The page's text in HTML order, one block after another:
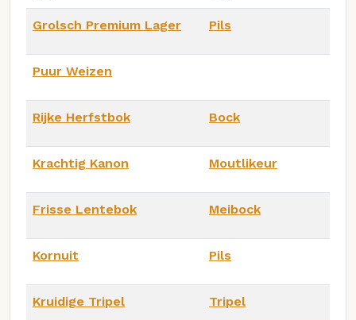
Grolsch Premium Lager Pils
Puur Weizen
Rijke Herfstbok Bock
Krachtig Kanon Moutlikeur
Frisse Lentebok Meibock
Kornuit Pils
Kruidige Tripel Tripel